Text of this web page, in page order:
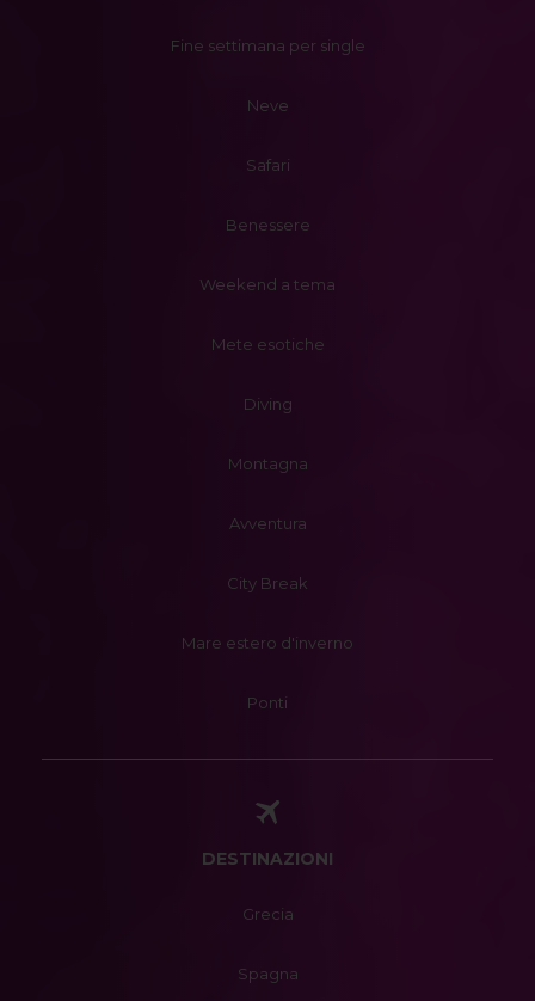
Fine settimana per single
Neve
Safari
Benessere
Weekend a tema
Mete esotiche
Diving
Montagna
Avventura
City Break
Mare estero d'inverno
Ponti
DESTINAZIONI
Grecia
Spagna